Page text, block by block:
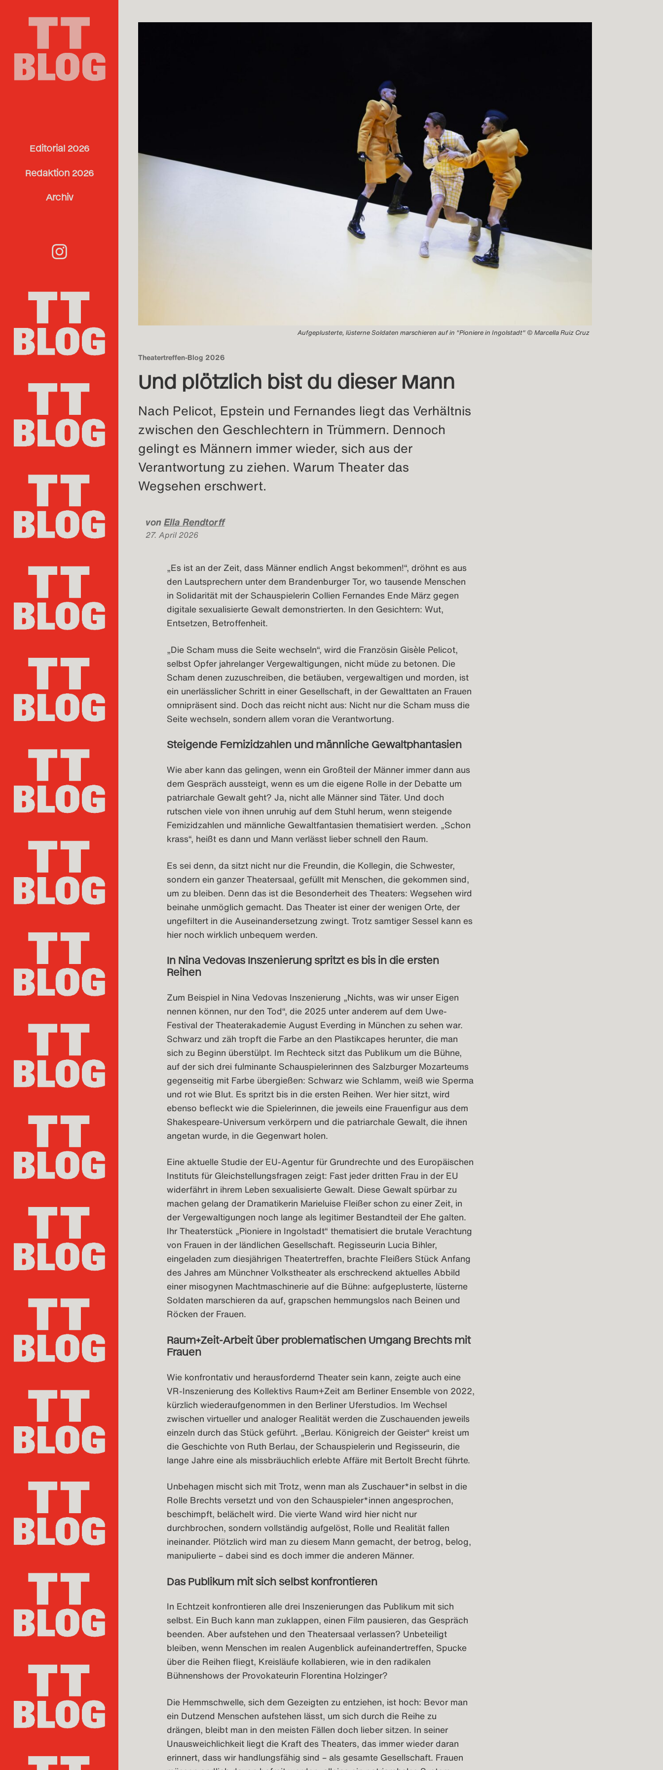
Editorial 2026
Redaktion 2026
Archiv
Aufgeplusterte, lüsterne Soldaten marschieren auf in "Pioniere in Ingolstadt" © Marcella Ruiz Cruz
Theatertreffen-Blog 2026
Und plötzlich bist du dieser Mann
Nach Pelicot, Epstein und Fernandes liegt das Verhältnis
zwischen den Geschlechtern in Trümmern. Dennoch
gelingt es Männern immer wieder, sich aus der
Verantwortung zu ziehen. Warum Theater das
Wegsehen erschwert.
vonElla Rendtorff
27. April 2026
„Es ist an der Zeit, dass Männer endlich Angst bekommen!“, dröhnt es aus
den Lautsprechern unter dem Brandenburger Tor, wo tausende Menschen
in Solidarität mit der Schauspielerin Collien Fernandes Ende März gegen
digitale sexualisierte Gewalt demonstrierten. In den Gesichtern: Wut,
Entsetzen, Betroffenheit.
„Die Scham muss die Seite wechseln“, wird die Französin Gisèle Pelicot,
selbst Opfer jahrelanger Vergewaltigungen, nicht müde zu betonen. Die
Scham denen zuzuschreiben, die betäuben, vergewaltigen und morden, ist
ein unerlässlicher Schritt in einer Gesellschaft, in der Gewalttaten an Frauen
omnipräsent sind. Doch das reicht nicht aus: Nicht nur die Scham muss die
Seite wechseln, sondern allem voran die Verantwortung.
Steigende Femizidzahlen und männliche Gewaltphantasien
Wie aber kann das gelingen, wenn ein Großteil der Männer immer dann aus
dem Gespräch aussteigt, wenn es um die eigene Rolle in der Debatte um
patriarchale Gewalt geht? Ja, nicht alle Männer sind Täter. Und doch
rutschen viele von ihnen unruhig auf dem Stuhl herum, wenn steigende
Femizidzahlen und männliche Gewaltfantasien thematisiert werden. „Schon
krass“, heißt es dann und Mann verlässt lieber schnell den Raum.
Es sei denn, da sitzt nicht nur die Freundin, die Kollegin, die Schwester,
sondern ein ganzer Theatersaal, gefüllt mit Menschen, die gekommen sind,
um zu bleiben. Denn das ist die Besonderheit des Theaters: Wegsehen wird
beinahe unmöglich gemacht. Das Theater ist einer der wenigen Orte, der
ungefiltert in die Auseinandersetzung zwingt. Trotz samtiger Sessel kann es
hier noch wirklich unbequem werden.
In Nina Vedovas Inszenierung spritzt es bis in die ersten
Reihen
Zum Beispiel in Nina Vedovas Inszenierung „Nichts, was wir unser Eigen
nennen können, nur den Tod“, die 2025 unter anderem auf dem Uwe-
Festival der Theaterakademie August Everding in München zu sehen war.
Schwarz und zäh tropft die Farbe an den Plastikcapes herunter, die man
sich zu Beginn überstülpt. Im Rechteck sitzt das Publikum um die Bühne,
auf der sich drei fulminante Schauspielerinnen des Salzburger Mozarteums
gegenseitig mit Farbe übergießen: Schwarz wie Schlamm, weiß wie Sperma
und rot wie Blut. Es spritzt bis in die ersten Reihen. Wer hier sitzt, wird
ebenso befleckt wie die Spielerinnen, die jeweils eine Frauenfigur aus dem
Shakespeare-Universum verkörpern und die patriarchale Gewalt, die ihnen
angetan wurde, in die Gegenwart holen.
Eine aktuelle Studie der EU-Agentur für Grundrechte und des Europäischen
Instituts für Gleichstellungsfragen zeigt: Fast jeder dritten Frau in der EU
widerfährt in ihrem Leben sexualisierte Gewalt. Diese Gewalt spürbar zu
machen gelang der Dramatikerin Marieluise Fleißer schon zu einer Zeit, in
der Vergewaltigungen noch lange als legitimer Bestandteil der Ehe galten.
Ihr Theaterstück „Pioniere in Ingolstadt“ thematisiert die brutale Verachtung
von Frauen in der ländlichen Gesellschaft. Regisseurin Lucia Bihler,
eingeladen zum diesjährigen Theatertreffen, brachte Fleißers Stück Anfang
des Jahres am Münchner Volkstheater als erschreckend aktuelles Abbild
einer misogynen Machtmaschinerie auf die Bühne: aufgeplusterte, lüsterne
Soldaten marschieren da auf, grapschen hemmungslos nach Beinen und
Röcken der Frauen.
Raum+Zeit-Arbeit über problematischen Umgang Brechts mit
Frauen
Wie konfrontativ und herausfordernd Theater sein kann, zeigte auch eine
VR-Inszenierung des Kollektivs Raum+Zeit am Berliner Ensemble von 2022,
kürzlich wiederaufgenommen in den Berliner Uferstudios. Im Wechsel
zwischen virtueller und analoger Realität werden die Zuschauenden jeweils
einzeln durch das Stück geführt. „Berlau. Königreich der Geister“ kreist um
die Geschichte von Ruth Berlau, der Schauspielerin und Regisseurin, die
lange Jahre eine als missbräuchlich erlebte Affäre mit Bertolt Brecht führte.
Unbehagen mischt sich mit Trotz, wenn man als Zuschauer*in selbst in die
Rolle Brechts versetzt und von den Schauspieler*innen angesprochen,
beschimpft, belächelt wird. Die vierte Wand wird hier nicht nur
durchbrochen, sondern vollständig aufgelöst, Rolle und Realität fallen
ineinander. Plötzlich wird man zu diesem Mann gemacht, der betrog, belog,
manipulierte – dabei sind es doch immer die anderen Männer.
Das Publikum mit sich selbst konfrontieren
In Echtzeit konfrontieren alle drei Inszenierungen das Publikum mit sich
selbst. Ein Buch kann man zuklappen, einen Film pausieren, das Gespräch
beenden. Aber aufstehen und den Theatersaal verlassen? Unbeteiligt
bleiben, wenn Menschen im realen Augenblick aufeinandertreffen, Spucke
über die Reihen fliegt, Kreisläufe kollabieren, wie in den radikalen
Bühnenshows der Provokateurin Florentina Holzinger?
Die Hemmschwelle, sich dem Gezeigten zu entziehen, ist hoch: Bevor man
ein Dutzend Menschen aufstehen lässt, um sich durch die Reihe zu
drängen, bleibt man in den meisten Fällen doch lieber sitzen. In seiner
Unausweichlichkeit liegt die Kraft des Theaters, das immer wieder daran
erinnert, dass wir handlungsfähig sind – als gesamte Gesellschaft. Frauen